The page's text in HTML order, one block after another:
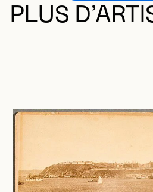
PLUS